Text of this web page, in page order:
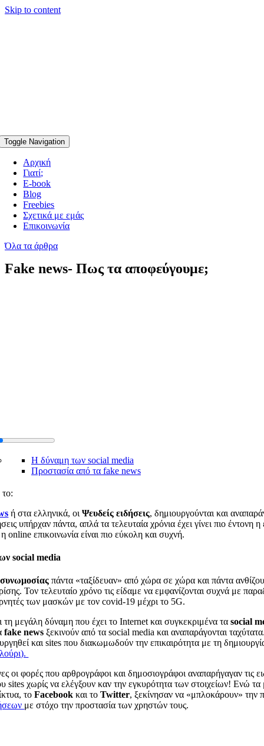
Skip to content
Toggle Navigation
Αρχική
Γιατί;
E-book
Blog
Freebies
Σχετικά με εμάς
Επικοινωνία
Όλα τα άρθρα
Fake news- Πως τα αποφεύγουμε;
Η δύναμη των social media
Προστασία από τα fake news
ή στα ελληνικά, οιΨευδείς ειδήσεις, δημιουργούνται και
υπήρχαν πάντα, απλά τα τελευταία χρόνια έχει γίνει πιο έντονη
online επικοινωνία είναι πιο εύκολη και συχνή.
social media
πάντα «ταξίδευαν» από χώρα σε χώρα και πάντα
Τον τελευταίο χρόνο τις είδαμε να εμφανίζονται συχνά με
των μασκών με τον covid-19 μέχρι το 5G.
τη μεγάλη δύναμη που έχει το Internet και συγκεκριμένα ταsocial
fake news ξεκινούν από τα social media και αναπαράγονται
και sites που διακωμωδούν την επικαιρότητα με τη
οι φορές που αρθρογράφοι και δημοσιογράφοι αναπαρήγαγαν τις
sites χωρίς να ελέγξουν καν την εγκυρότητα των στοιχείων! Ενώ
τοFacebook και τοTwitter, ξεκίνησαν να «μπλοκάρουν» την
με στόχο την προστασία των χρηστών τους.